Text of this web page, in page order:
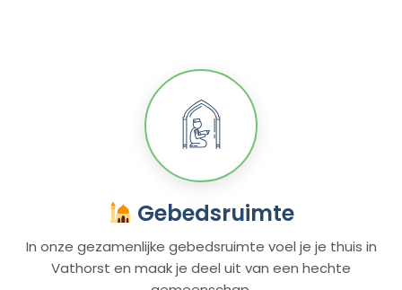
Gebedsruimte
In onze gezamenlijke gebedsruimte voel je je thuis in
Vathorst en maak je deel uit van een hechte